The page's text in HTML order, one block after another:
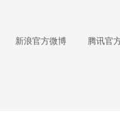
新浪官方微博 腾讯官